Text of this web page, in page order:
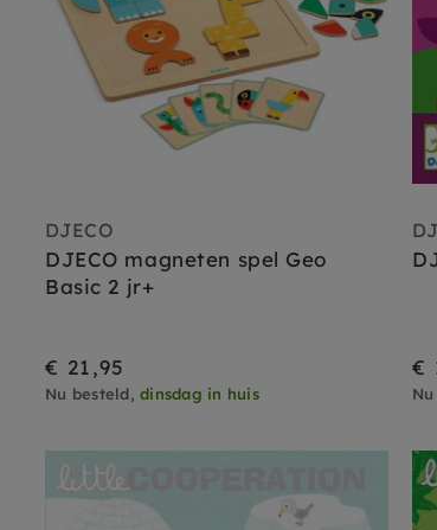
DJECO
DJECO magneten spel Geo
Basic 2 jr+
€ 21,95
Nu besteld, dinsdag in huis
€